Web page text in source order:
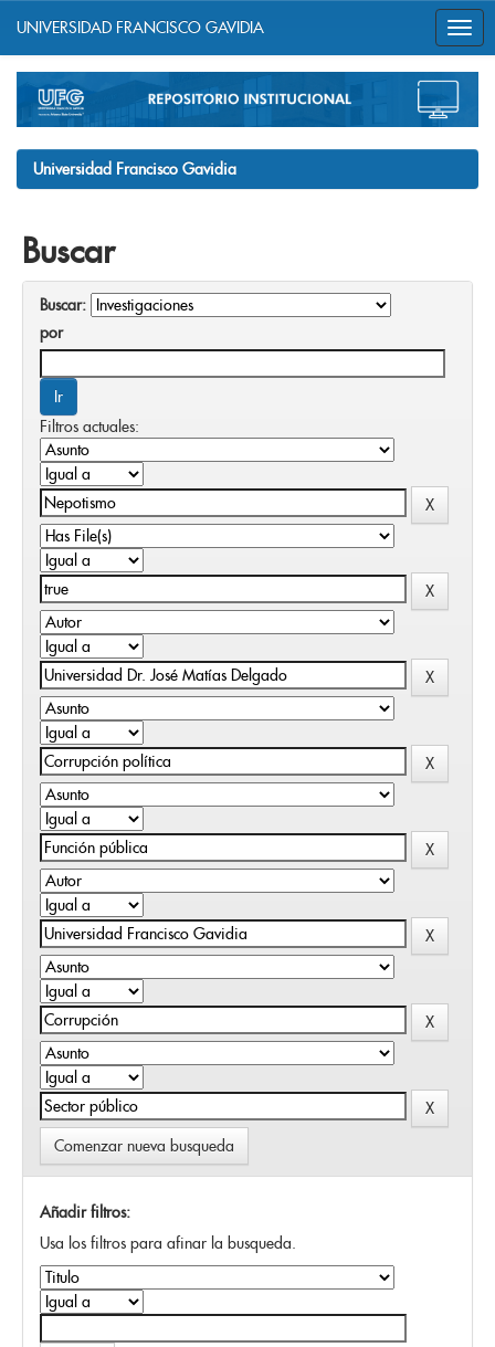
navigation
UNIVERSIDAD FRANCISCO GAVIDIA
Universidad Francisco Gavidia
Buscar
Buscar:
por
Filtros actuales:
Comenzar nueva busqueda
Añadir filtros:
Usa los filtros para afinar la busqueda.